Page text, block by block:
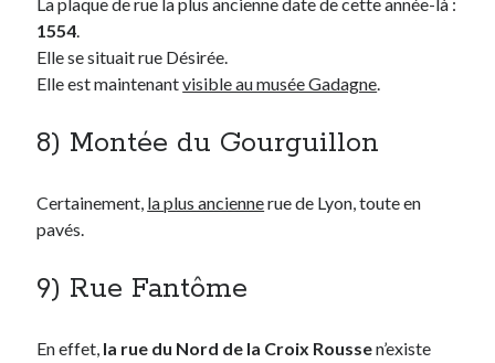
La plaque de rue la plus ancienne date de cette année-là :
1554.
Elle se situait rue Désirée.
Elle est maintenantvisible au musée Gadagne.
8) Montée du Gourguillon
Certainement, la plus anciennerue de Lyon, toute en
pavés.
9) Rue Fantôme
En effet, la rue du Nord de la Croix Roussen’existe